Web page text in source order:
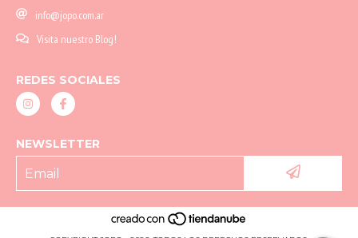
info@jopo.com.ar
Visita nuestro Blog!
REDES SOCIALES
NEWSLETTER